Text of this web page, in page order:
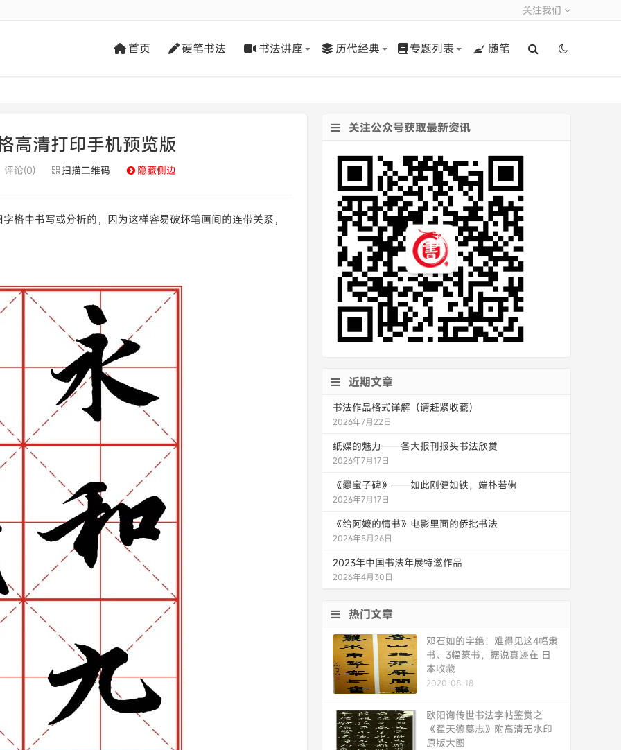
关注我们
首页 硬笔书法 书法讲座 历代经典 专题列表 随笔
高清打印手机预览版
评论(0) 扫描二维码 隐藏侧边
字格中书写或分析的，因为这样容易破坏笔画间的连带关系，
关注公众号获取最新资讯
近期文章
书法作品格式详解（请赶紧收藏）
2026年7月22日
纸媒的魅力——各大报刊报头书法欣赏
2026年7月17日
《爨宝子碑》——如此刚健如铁，端朴若佛
2026年7月17日
《给阿嬷的情书》电影里面的侨批书法
2026年5月26日
2023年中国书法年展特邀作品
2026年4月30日
热门文章
邓石如的字绝！难得见这4幅隶
书、3幅篆书，据说真迹在 日
本收藏
2020-08-18
欧阳询传世书法字帖鉴赏之
《翟天德墓志》附高清无水印
原版大图